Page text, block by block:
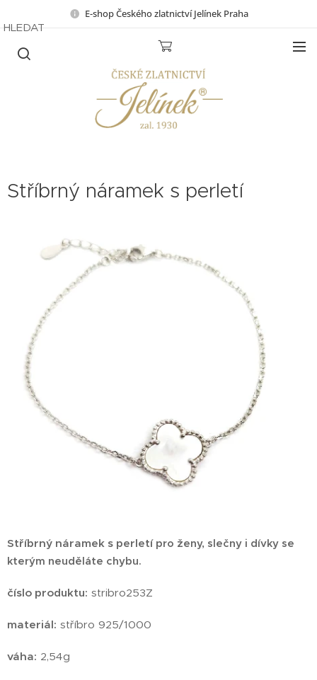
E-shop Českého zlatnictví Jelínek Praha
HLEDAT
Stříbrný náramek s perletí
Stříbrný náramek s perletí pro ženy, slečny i dívky se
kterým neuděláte chybu.
číslo produktu: stribro253Z
materiál: stříbro 925/1000
váha: 2,54g